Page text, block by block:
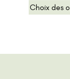
Choix des